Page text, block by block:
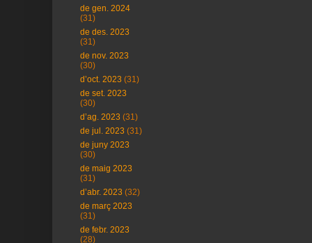
de gen. 2024
(31)
de des. 2023
(31)
de nov. 2023
(30)
d’oct. 2023 (31)
de set. 2023
(30)
d’ag. 2023 (31)
de jul. 2023 (31)
de juny 2023
(30)
de maig 2023
(31)
d’abr. 2023 (32)
de març 2023
(31)
de febr. 2023
(28)